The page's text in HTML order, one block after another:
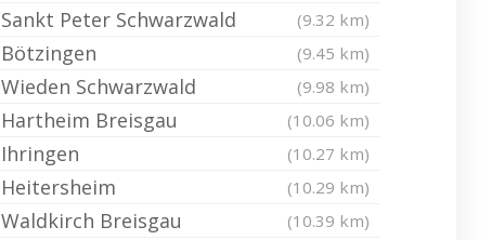
Sankt Peter Schwarzwald (9.32 km)
Bötzingen (9.45 km)
Wieden Schwarzwald (9.98 km)
Hartheim Breisgau (10.06 km)
Ihringen (10.27 km)
Heitersheim (10.29 km)
Waldkirch Breisgau (10.39 km)